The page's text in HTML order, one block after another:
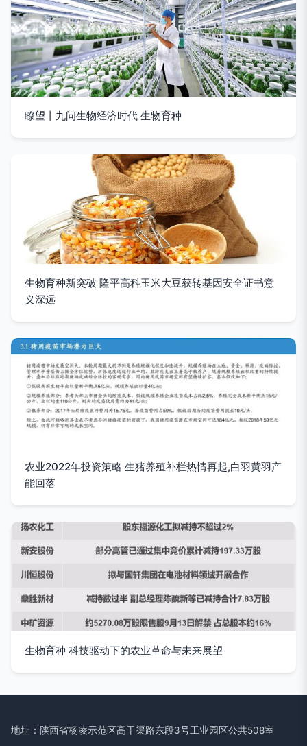
瞭望丨九问生物经济时代 生物育种
生物育种新突破 隆平高科玉米大豆获转基因安全证书意
义深远
农业2022年投资策略 生猪养殖补栏热情再起,白羽黄羽产
能回落
生物育种 科技驱动下的农业革命与未来展望
地址：陕西省杨凌示范区高干渠路东段3号工业园区公共508室